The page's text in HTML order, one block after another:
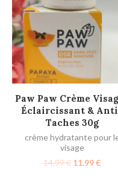
AJOUTER AU PANIER
Paw Paw Crème
Éclaircissant &
Taches 30g
crème hydratante pour
visage
14.99€ 11.99€